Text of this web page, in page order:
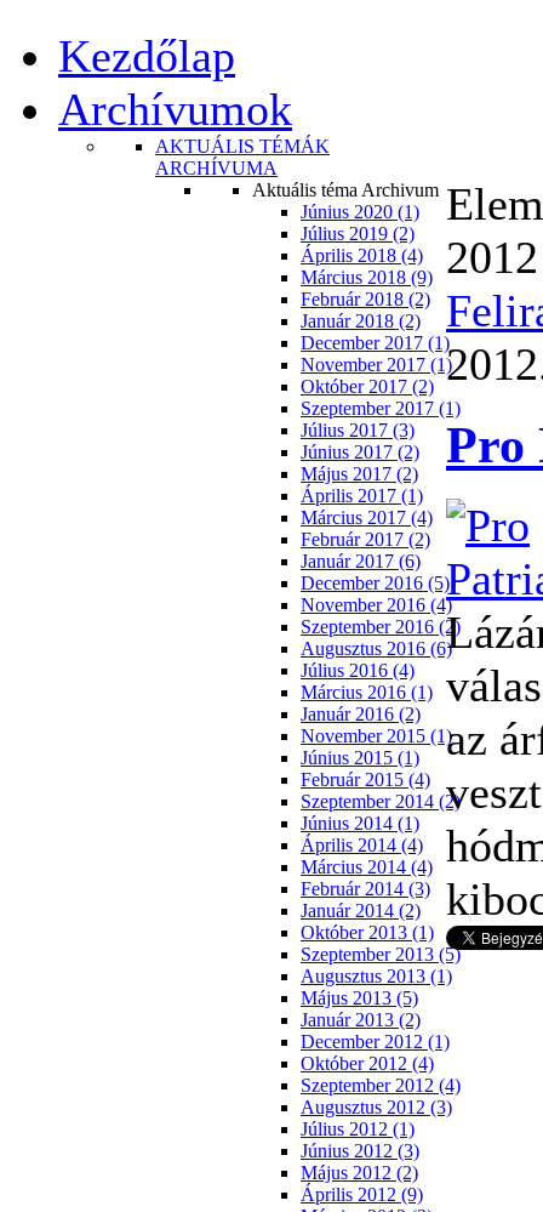
Kezdőlap
Archívumok
AKTUÁLIS TÉMÁK
ARCHÍVUMA
Aktuális téma Archivum
Június 2020 (1)
Július 2019 (2)
Április 2018 (4)
Március 2018 (9)
Február 2018 (2)
Január 2018 (2)
December 2017 (1)
November 2017 (1)
Október 2017 (2)
Szeptember 2017 (1)
Július 2017 (3)
Június 2017 (2)
Május 2017 (2)
Április 2017 (1)
Március 2017 (4)
Február 2017 (2)
Január 2017 (6)
December 2016 (5)
November 2016 (4)
Szeptember 2016 (2)
Augusztus 2016 (6)
Július 2016 (4)
Március 2016 (1)
Január 2016 (2)
November 2015 (1)
Június 2015 (1)
Február 2015 (4)
Szeptember 2014 (2)
Június 2014 (1)
Április 2014 (4)
Március 2014 (4)
Február 2014 (3)
Január 2014 (2)
Október 2013 (1)
Szeptember 2013 (5)
Augusztus 2013 (1)
Május 2013 (5)
Január 2013 (2)
December 2012 (1)
Október 2012 (4)
Szeptember 2012 (4)
Augusztus 2012 (3)
Július 2012 (1)
Június 2012 (3)
Május 2012 (2)
Április 2012 (9)
2012
Pro
az